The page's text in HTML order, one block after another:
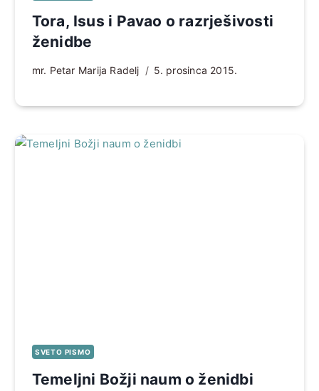
Tora, Isus i Pavao o razrješivosti
ženidbe
mr. Petar Marija Radelj 5. prosinca 2015.
SVETO PISMO
Temeljni Božji naum o ženidbi